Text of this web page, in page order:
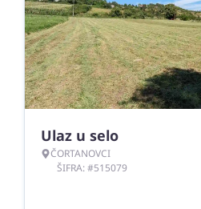
Ulaz u selo
ČORTANOVCI
ŠIFRA: #515079